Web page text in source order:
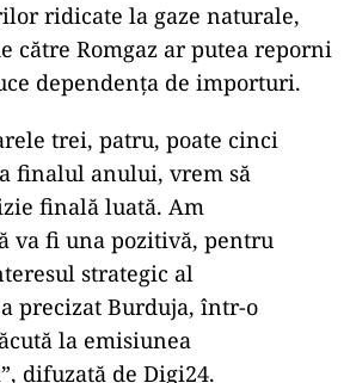
combinat de îngrășăminte
din România, situat la Târgu
de a acoperi aproximativ
internă de fertilizanți.
suspendată în ultimele luni
ridicate la gaze naturale,